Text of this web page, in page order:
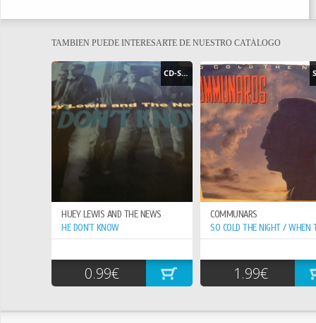
TAMBIEN PUEDE INTERESARTE DE NUESTRO CATÁLOGO
CD-SINGLE
HUEY LEWIS AND THE NEWS
HE DON`T KNOW
0.99€
COMMUNARS
1.99€